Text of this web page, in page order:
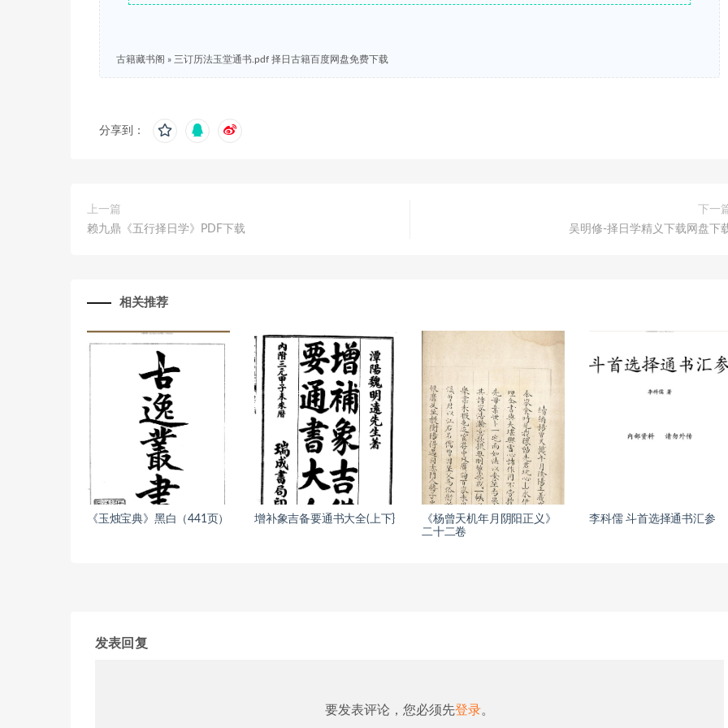
古籍藏书阁 » 三订历法玉堂通书.pdf 择日古籍百度网盘免费下载
分享到：
上一篇
赖九鼎《五行择日学》PDF下载
下一
吴明修-择日学精义下载网盘下
相关推荐
《玉烛宝典》黑白（441页） 增补象吉备要通书大全(上下}
《杨曾天机年月阴阳正义》
二十二卷
李科儒 斗首选择通书汇参
发表回复
要发表评论，您必须先登录。